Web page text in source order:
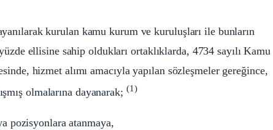
kurulan kamu kurum ve kuruluşları ile bunların
ellisine sahip oldukları ortaklıklarda, 4734 sayılı Kamu
hizmet alımı amacıyla yapılan sözleşmeler gereğince,
olmalarına dayanarak; (1)
pozisyonlara atanmaya,